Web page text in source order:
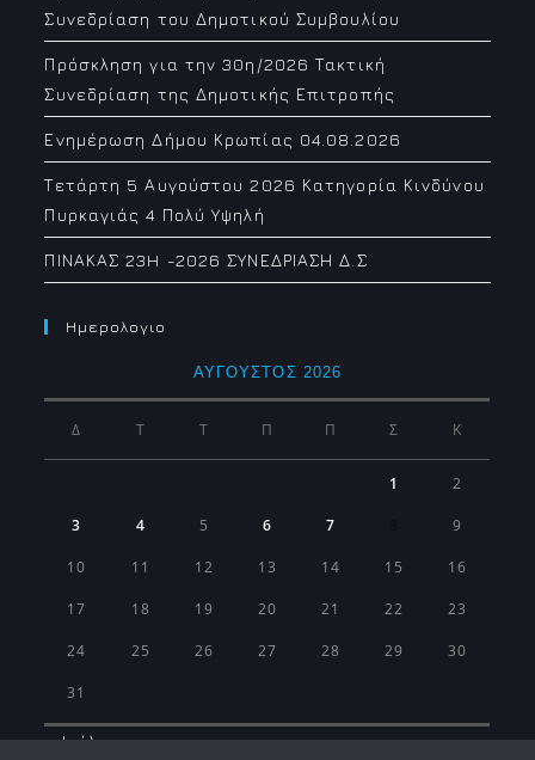
Συνεδρίαση του Δημοτικού Συμβουλίου
Πρόσκληση για την 30η/2026 Τακτική
Συνεδρίαση της Δημοτικής Επιτροπής
Ενημέρωση Δήμου Κρωπίας 04.08.2026
Τετάρτη 5 Αυγούστου 2026 Κατηγορία Κινδύνου
Πυρκαγιάς 4 Πολύ Υψηλή
ΠΙΝΑΚΑΣ 23H -2026 ΣΥΝΕΔΡΙΑΣΗ Δ.Σ
Ημερολογιο
ΑΎΓΟΥΣΤΟΣ 2026
Δ Τ Τ Π Π Σ Κ
1 2
3 4 5 6 7 9
10 11 12 13 14 15 16
17 18 19 20 21 22 23
24 25 26 27 28 29 30
31
« Ιούλ